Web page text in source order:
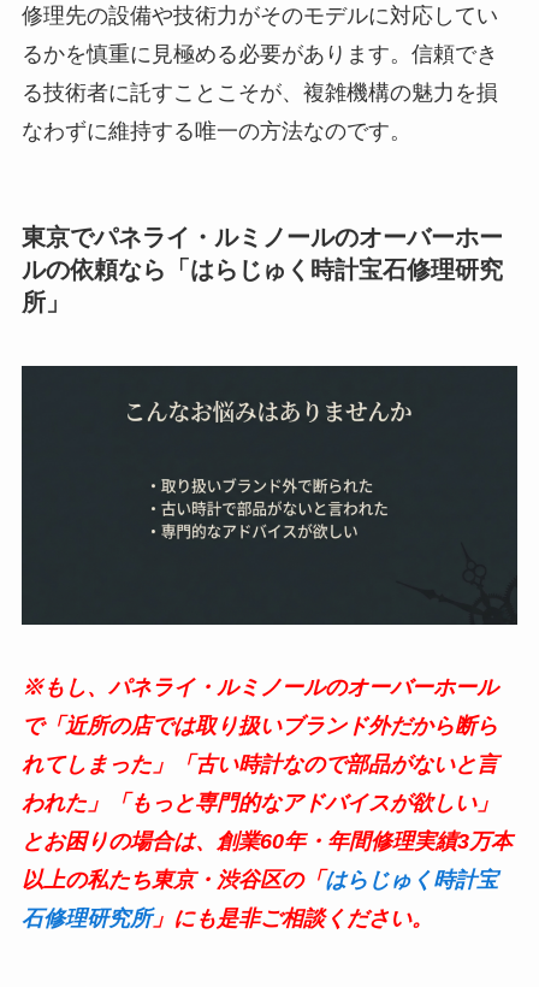
修理先の設備や技術力がそのモデルに対応してい
るかを慎重に見極める必要があります。信頼でき
る技術者に託すことこそが、複雑機構の魅力を損
なわずに維持する唯一の方法なのです。
東京でパネライ・ルミノールのオーバーホー
ルの依頼なら「はらじゅく時計宝石修理研究
所」
※もし、パネライ・ルミノールのオーバーホール
で「近所の店では取り扱いブランド外だから断ら
れてしまった」「古い時計なので部品がないと言
われた」「もっと専門的なアドバイスが欲しい」
とお困りの場合は、創業60年・年間修理実績3万本
以上の私たち東京・渋谷区の「 はらじゅく時計宝
石修理研究所」にも是非ご相談ください。